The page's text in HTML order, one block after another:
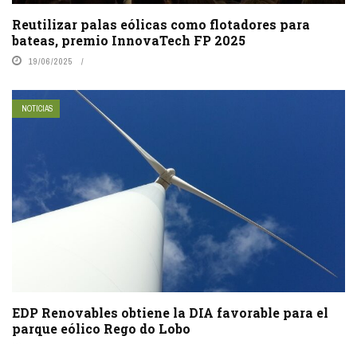
Reutilizar palas eólicas como flotadores para
bateas, premio InnovaTech FP 2025
19/06/2025
NOTICIAS
EDP Renovables obtiene la DIA favorable para el
parque eólico Rego do Lobo